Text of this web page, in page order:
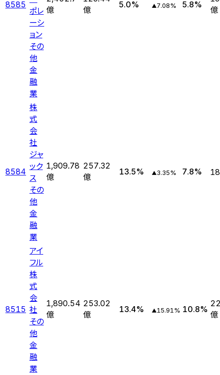
8585 ポレ
ーシ
ョン
その
他
金
融
業
億
億
5.0% ▲7.08% 5.8%
億
8584
株
式
会
社
ジャ
ック
ス
その
他
金
融
業
1,909.78
億
257.32
億
13.5% ▲3.35% 7.8%
8515
アイ
フル
株
式
会
社
その
他
金
融
業
1,890.54
億
253.02
億
13.4% ▲15.91 % 10.8%
億